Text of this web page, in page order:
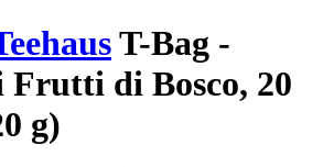
T-Bag -
di Bosco, 20
g)